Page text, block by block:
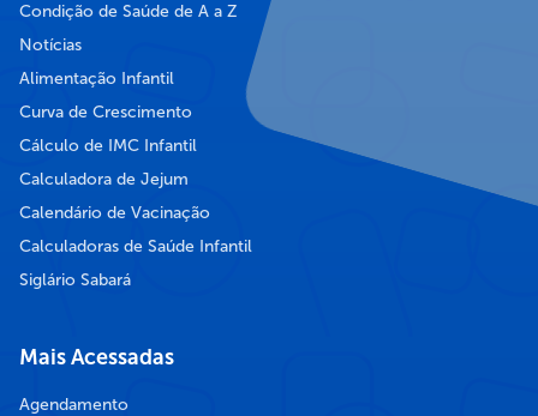
Condição de Saúde de A a Z
Notícias
Alimentação Infantil
Curva de Crescimento
Cálculo de IMC Infantil
Calculadora de Jejum
Calendário de Vacinação
Calculadoras de Saúde Infantil
Siglário Sabará
Mais Acessadas
Agendamento